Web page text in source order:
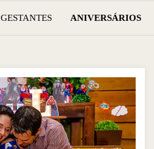
GESTANTES ANIVERSÁRIOS